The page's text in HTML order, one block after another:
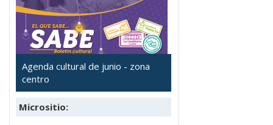
Agenda cultural de junio - zona
centro
Micrositio: